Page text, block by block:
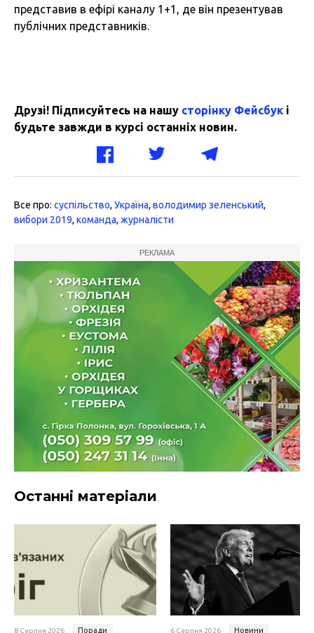
представив в ефірі каналу 1+1, де він презентував
публічних представників.
Друзі! Підписуйтесь на нашу сторінку Фейсбук і
будьте завжди в курсі останніх новин.
Все про: суспільство, Україна, володимир зеленський,
вибори 2019, команда, журналісти
РЕКЛАМА
Останні матеріали
8 Серпня 2026 Поради 6 Серпня 2026 Новини